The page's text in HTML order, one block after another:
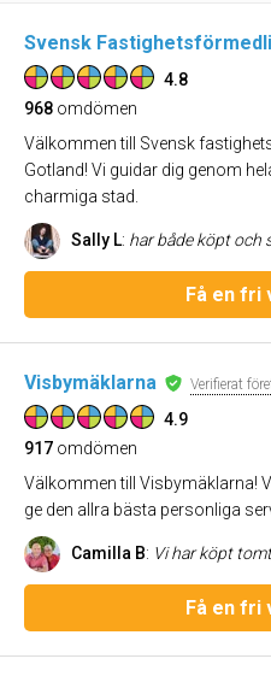
Svensk
4.8
968 omdömen
Välkommen till Svensk
Gotland! Vi guidar dig genom
charmiga stad.
Sally L: har både köpt och
Få en fri
Visbymäklarna Verifierat
4.9
917 omdömen
Välkommen till Visbymäklarna!
ge den allra bästa personliga
Camilla B: Vi har köpt tomt av Jessica o när det blev dags att sälja vårt hus så fick hon hjälpa oss med det. Jessica är
Få en fri